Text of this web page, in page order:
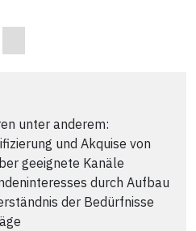
unter anderem:
und Akquise von
geeignete Kanäle
durch Aufbau
der Bedürfnisse